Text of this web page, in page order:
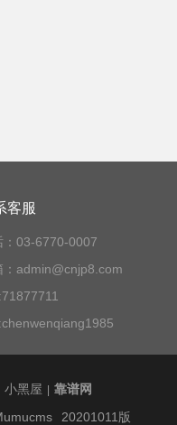
客服
：03-6770-0007
：admin@cnjp8.com
小黑屋
靠谱网
20201011版